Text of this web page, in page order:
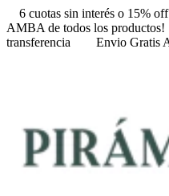
6 cuotas sin interés o 15%
AMBA de todos los productos!
transferencia
Envio Gratis